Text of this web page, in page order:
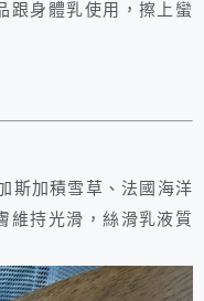
跟身體乳使用，擦上蠻
斯加積雪草、法國海洋
維持光滑，絲滑乳液質